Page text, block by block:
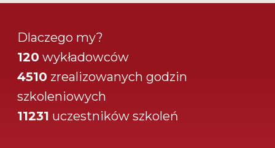
Dlaczego my?
120 wykładowców
4510 zrealizowanych godzin
szkoleniowych
11231 uczestników szkoleń